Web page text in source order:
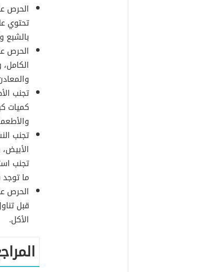
الحرص
تحتوي
بالشبع
الحرص
تجنب
كميات
تجنب
تجنب
ما
الحرص
قبل
الأكل.